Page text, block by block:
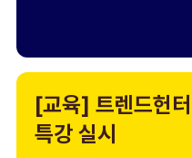
[교육] 트렌드헌
특강 실시